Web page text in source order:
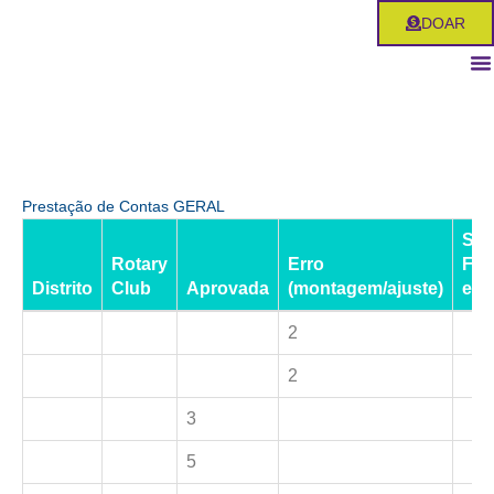
DOAR
Prestação de Contas GERAL
Distrito
Rotary
Club
Aprovada
Erro
(montagem/ajuste)
2
2
3
5